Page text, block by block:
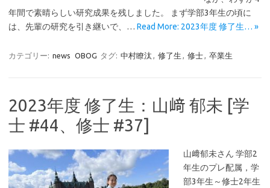
年間で素晴らしい研究成果を残しました。 まず学部3年生の頃に
は、先輩の研究を引き継いで、… Read More: 2023年度 修了生… »
カテゴリー: news OBOG タグ: 中村瞭汰 , 修了生 , 修士, 卒業生
2023年度 修了生：山﨑 郁未 [学
士 #44、修士 #37]
山﨑郁未さん 学部2
年生のプレ配属，学
部3年生～修士2年生